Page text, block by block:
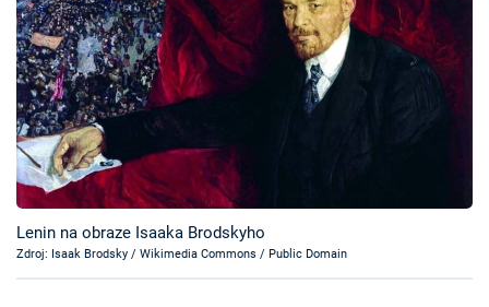
Pořady
TV Program
Časopis
Sledujte prima+
Lenin na obraze Isaaka Brodskyho
Zdroj: Isaak Brodsky / Wikimedia Commons / Public Domain